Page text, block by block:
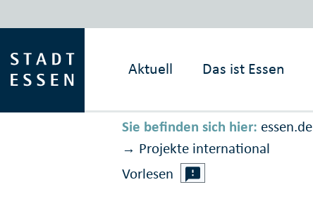
Aktuell Das ist Essen
Sie befinden sich hier: essen.de
→ Projekte international
Vorlesen